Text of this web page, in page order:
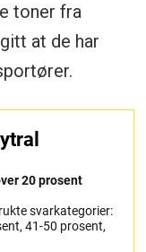
toner fra
at de har